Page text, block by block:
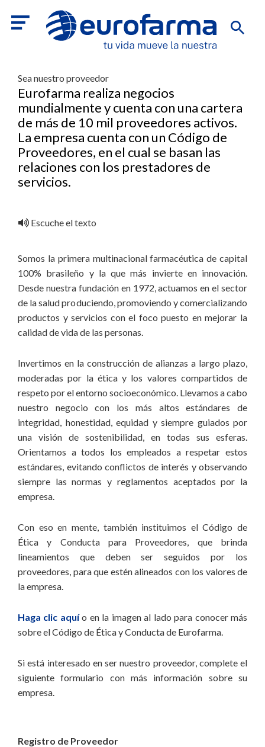
Sea nuestro proveedor
Eurofarma realiza negocios
mundialmente y cuenta con una cartera
de más de 10 mil proveedores activos.
La empresa cuenta con un Código de
Proveedores, en el cual se basan las
relaciones con los prestadores de
servicios.
Escuche el texto
Somos la primera multinacional farmacéutica de capital
100% brasileño y la que más invierte en innovación.
Desde nuestra fundación en 1972, actuamos en el sector
de la salud produciendo, promoviendo y comercializando
productos y servicios con el foco puesto en mejorar la
calidad de vida de las personas.
Invertimos en la construcción de alianzas a largo plazo,
moderadas por la ética y los valores compartidos de
respeto por el entorno socioeconómico. Llevamos a cabo
nuestro negocio con los más altos estándares de
integridad, honestidad, equidad y siempre guiados por
una visión de sostenibilidad, en todas sus esferas.
Orientamos a todos los empleados a respetar estos
estándares, evitando conflictos de interés y observando
siempre las normas y reglamentos aceptados por la
empresa.
Con eso en mente, también instituimos el Código de
Ética y Conducta para Proveedores, que brinda
lineamientos que deben ser seguidos por los
proveedores, para que estén alineados con los valores de
la empresa.
Haga clic aquío en la imagen al lado para conocer más
sobre el Código de Ética y Conducta de Eurofarma.
Si está interesado en ser nuestro proveedor, complete el
siguiente formulario con más información sobre su
empresa.
Registro de Proveedor